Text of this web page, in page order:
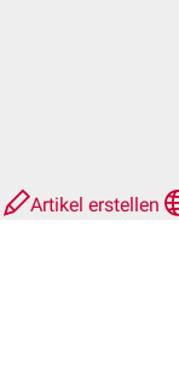
Artikel erstellen